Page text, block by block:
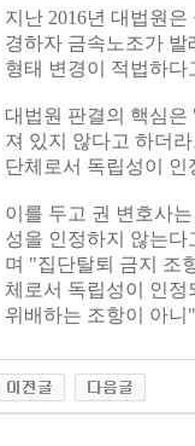
지난 2016년 대법원
경하자 금속노조가
형태 변경이 적법하다
대법원 판결의 핵심
져 있지 않다고 하더
단체로서 독립성이
이를 두고 권 변호사
성을 인정하지 않는
며 "집단탈퇴 금지 조
체로서 독립성이 인
위배하는 조항이 아